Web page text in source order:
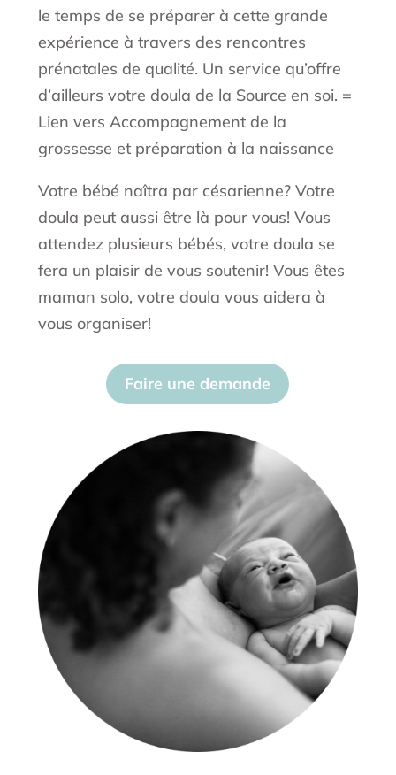
le temps de se préparer à cette grande
expérience à travers des rencontres
prénatales de qualité. Un service qu’offre
d’ailleurs votre doula de la Source en soi. =
Lien vers Accompagnement de la
grossesse et préparation à la naissance
Votre bébé naîtra par césarienne? Votre
doula peut aussi être là pour vous! Vous
attendez plusieurs bébés, votre doula se
fera un plaisir de vous soutenir! Vous êtes
maman solo, votre doula vous aidera à
vous organiser!
Faire une demande